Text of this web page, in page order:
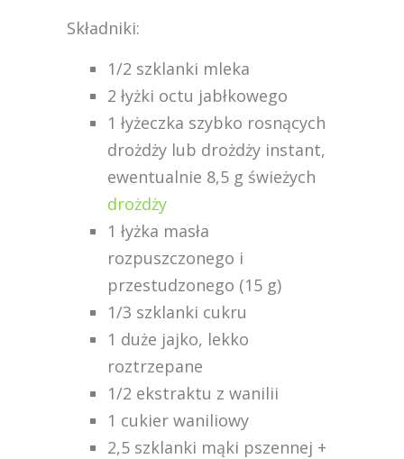
Składniki:
1/2 szklanki mleka
2 łyżki octu jabłkowego
1 łyżeczka szybko rosnących
drożdży lub drożdży instant,
ewentualnie 8,5 g świeżych
drożdży
1 łyżka masła
rozpuszczonego i
przestudzonego (15 g)
1/3 szklanki cukru
1 duże jajko, lekko
roztrzepane
1/2 ekstraktu z wanilii
1 cukier waniliowy
2,5 szklanki mąki pszennej +